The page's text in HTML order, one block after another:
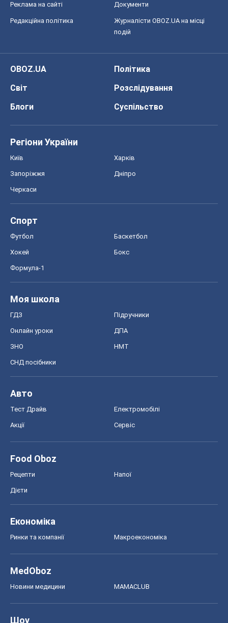
Реклама на сайті Документи
Редакційна політика
Журналісти OBOZ.UA на місці
подій
OBOZ.UA
Політика
Світ
Розслідування
Блоги
Суспільство
Регіони України
Київ Харків
Запоріжжя Дніпро
Черкаси
Спорт
Футбол Баскетбол
Хокей Бокс
Формула-1
Моя школа
ГДЗ Підручники
Онлайн уроки ДПА
ЗНО НМТ
СНД посібники
Авто
Тест Драйв Електромобілі
Акції Сервіс
Food Oboz
Рецепти Напої
Дієти
Економіка
Ринки та компанії Макроекономіка
MedOboz
Новини медицини MAMACLUB
Шоу